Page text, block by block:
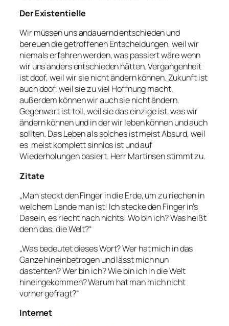
Der Existentielle
Wir müssen uns andauernd entschieden und
bereuen die getroffenen Entscheidungen, weil wir
niemals erfahren werden, was passiert wäre wenn
wir uns anders entschieden hätten. Vergangenheit
ist doof, weil wir sie nicht ändern können. Zukunft ist
auch doof, weil sie zu viel Hoffnung macht,
außerdem können wir auch sie nicht ändern.
Gegenwart ist toll, weil sie das einzige ist, was wir
ändern können und in der wir leben können und auch
sollten. Das Leben als solches ist meist Absurd, weil
es meist komplett sinnlos ist und auf
Wiederholungen basiert. Herr Martinsen stimmt zu.
Zitate
„Man steckt den Finger in die Erde, um zu riechen in
welchem Lande man ist! Ich stecke den Finger in’s
Dasein, es riecht nach nichts! Wo bin ich? Was heißt
denn das, die Welt?“
„Was bedeutet dieses Wort? Wer hat mich in das
Ganze hineinbetrogen und lässt mich nun
dastehten? Wer bin ich? Wie bin ich in die Welt
hineingekommen? Warum hat man mich nicht
vorher gefragt?“
Internet